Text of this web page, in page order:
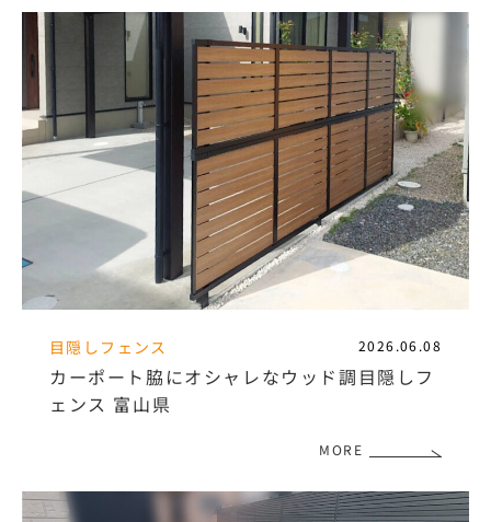
目隠しフェンス 2026.06.08
カーポート脇にオシャレなウッド調目隠しフ
ェンス 富山県
MORE